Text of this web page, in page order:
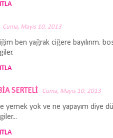
Cuma, Mayıs 10, 2013
ben yağrak ciğere bayılırım.
SERTELİ Cuma, Mayıs 10, 2013
yemek yok ve ne yapayım diye